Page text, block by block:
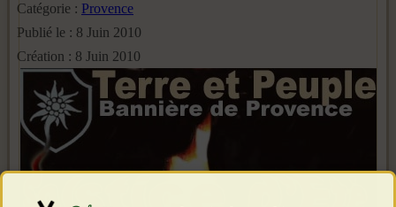
Catégorie : Provence
Publié le : 8 Juin 2010
Création : 8 Juin 2010